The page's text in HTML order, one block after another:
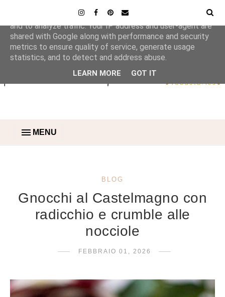
MENU
BLOG
Gnocchi al Castelmagno con
radicchio e crumble alle
nocciole
FEBBRAIO 01, 2026
This site uses cookies from Google to deliver its services
and to analyze traffic. Your IP address and user-agent are
shared with Google along with performance and security
metrics to ensure quality of service, generate usage
statistics, and to detect and address abuse.
LEARN MORE GOT IT